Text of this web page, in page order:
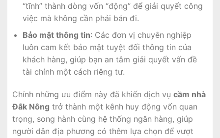
“tĩnh” thành dòng vốn “động” để giải quyết công
việc mà không cần phải bán đi.
Bảo mật thông tin: Các đơn vị chuyên nghiệp
luôn cam kết bảo mật tuyệt đối thông tin của
khách hàng, giúp bạn an tâm giải quyết vấn đề
tài chính một cách riêng tư.
Chính những ưu điểm này đã khiến dịch vụ cầm nhà
Đắk Nông trở thành một kênh huy động vốn quan
trọng, song hành cùng hệ thống ngân hàng, giúp
người dân địa phương có thêm lựa chọn để vượt